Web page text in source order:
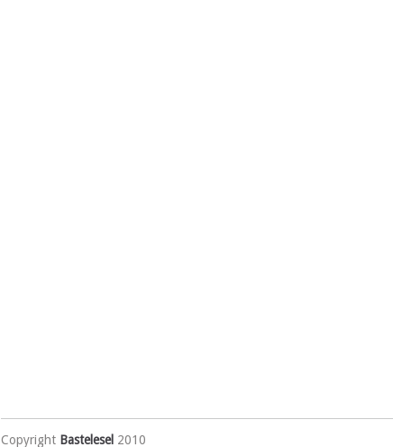
Copyright Bastelesel 2010